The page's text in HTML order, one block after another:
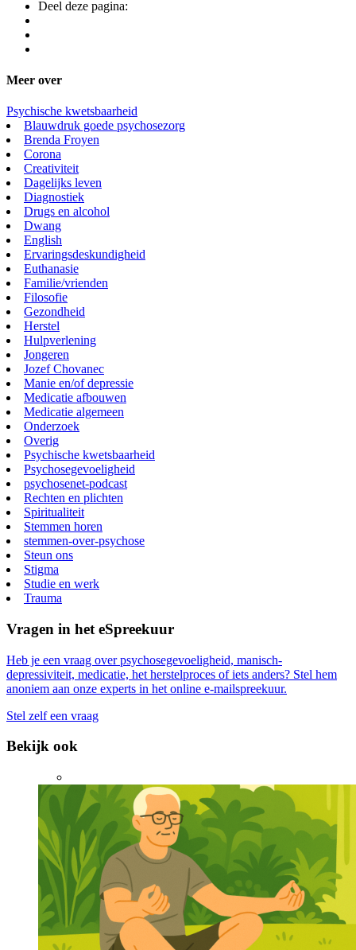
Deel deze pagina:
Meer over
Psychische kwetsbaarheid
Blauwdruk goede psychosezorg
Brenda Froyen
Corona
Creativiteit
Dagelijks leven
Diagnostiek
Drugs en alcohol
Dwang
English
Ervaringsdeskundigheid
Euthanasie
Familie/vrienden
Filosofie
Gezondheid
Herstel
Hulpverlening
Jongeren
Jozef Chovanec
Manie en/of depressie
Medicatie afbouwen
Medicatie algemeen
Onderzoek
Overig
Psychische kwetsbaarheid
Psychosegevoeligheid
psychosenet-podcast
Rechten en plichten
Spiritualiteit
Stemmen horen
stemmen-over-psychose
Steun ons
Stigma
Studie en werk
Trauma
Vragen in het eSpreekuur
Heb je een vraag over psychosegevoeligheid, manisch-
depressiviteit, medicatie, het herstelproces of iets anders? Stel hem
anoniem aan onze experts in het online e-mailspreekuur.
Stel zelf een vraag
Bekijk ook